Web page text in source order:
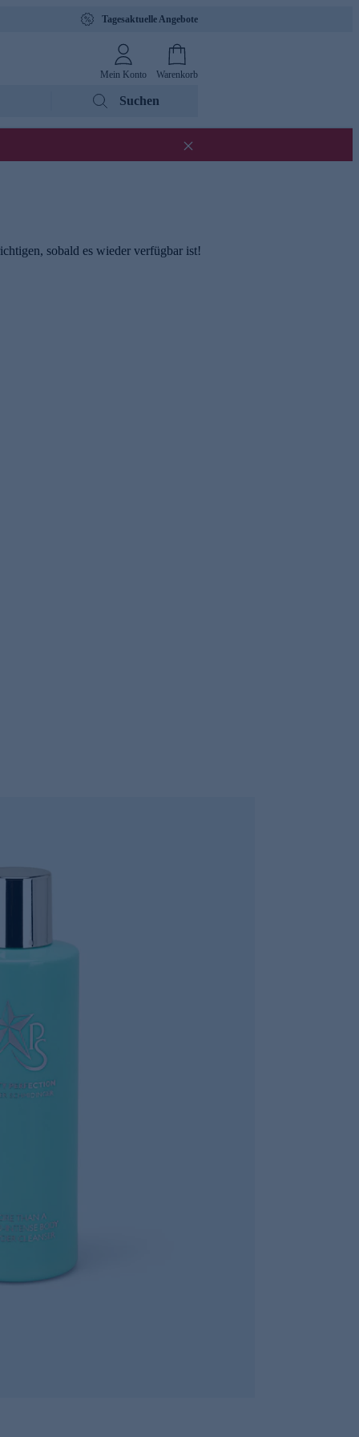
Tagesaktuelle Angebote
Mein Konto Warenkorb
Suchen
sobald es wieder verfügbar ist!